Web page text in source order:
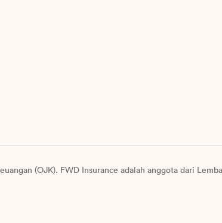
(OJK). FWD Insurance adalah anggota dari